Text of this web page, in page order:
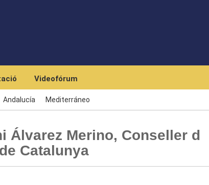
Videofórum
Andalucía Mediterráneo
Álvarez Merino, Conseller d
Catalunya